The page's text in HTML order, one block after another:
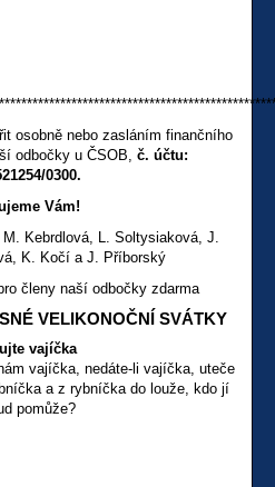
osobně nebo zasláním finančního
odbočky u ČSOB, č. účtu:
0300.
Vám!
Kebrdlová, L. Soltysiaková, J.
K. Kočí a J. Příborský
členy naší odbočky zdarma
VELIKONOČNÍ SVÁTKY
vajíčka
vajíčka, nedáte-li vajíčka, uteče
a z rybníčka do louže, kdo jí
pomůže?